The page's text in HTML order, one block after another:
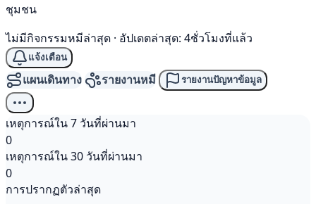
ชุมชน
ไม่มีกิจกรรมหมีล่าสุด · อัปเดตล่าสุด: 4ชั่วโมงที่แล้ว
แจ้งเตือน
แผนเดินทาง รายงานหมี รายงานปัญหาข้อมูล
เหตุการณ์ใน 7 วันที่ผ่านมา
0
เหตุการณ์ใน 30 วันที่ผ่านมา
0
การปรากฏตัวล่าสุด